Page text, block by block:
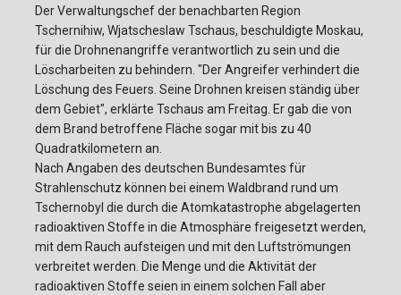
Der Verwaltungschef der benachbarten Region
Tschernihiw, Wjatscheslaw Tschaus, beschuldigte Moskau,
für die Drohnenangriffe verantwortlich zu sein und die
Löscharbeiten zu behindern. "Der Angreifer verhindert die
Löschung des Feuers. Seine Drohnen kreisen ständig über
dem Gebiet", erklärte Tschaus am Freitag. Er gab die von
dem Brand betroffene Fläche sogar mit bis zu 40
Quadratkilometern an.
Nach Angaben des deutschen Bundesamtes für
Strahlenschutz können bei einem Waldbrand rund um
Tschernobyl die durch die Atomkatastrophe abgelagerten
radioaktiven Stoffe in die Atmosphäre freigesetzt werden,
mit dem Rauch aufsteigen und mit den Luftströmungen
verbreitet werden. Die Menge und die Aktivität der
radioaktiven Stoffe seien in einem solchen Fall aber